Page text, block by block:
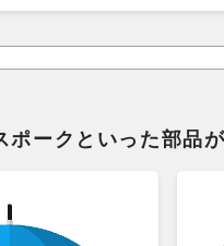
ポークといった部品